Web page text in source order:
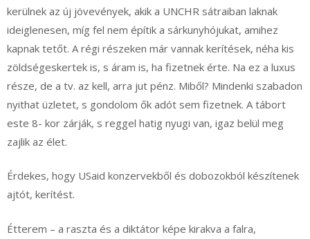
kerülnek az új jövevények, akik a UNCHR sátraiban laknak
ideiglenesen, míg fel nem építik a sárkunyhójukat, amihez
kapnak tetőt. A régi részeken már vannak kerítések, néha kis
zöldségeskertek is, s áram is, ha fizetnek érte. Na ez a luxus
része, de a tv. az kell, arra jut pénz. Miből? Mindenki szabadon
nyithat üzletet, s gondolom ők adót sem fizetnek. A tábort
este 8- kor zárják, s reggel hatig nyugi van, igaz belül meg
zajlik az élet.
Érdekes, hogy USaid konzervekből és dobozokból készítenek
ajtót, kerítést.
Étterem – a raszta és a diktátor képe kirakva a falra,